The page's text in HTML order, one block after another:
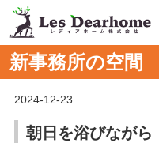
新事務所の空間
2024-12-23
朝日を浴びながら